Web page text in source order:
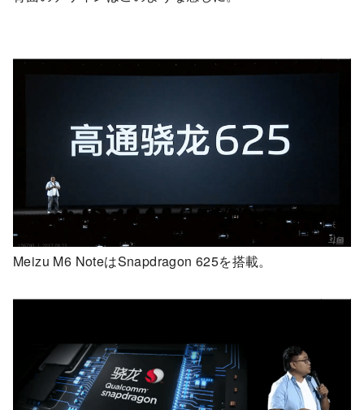
Meizu M6 NoteはSnapdragon 625を搭載。